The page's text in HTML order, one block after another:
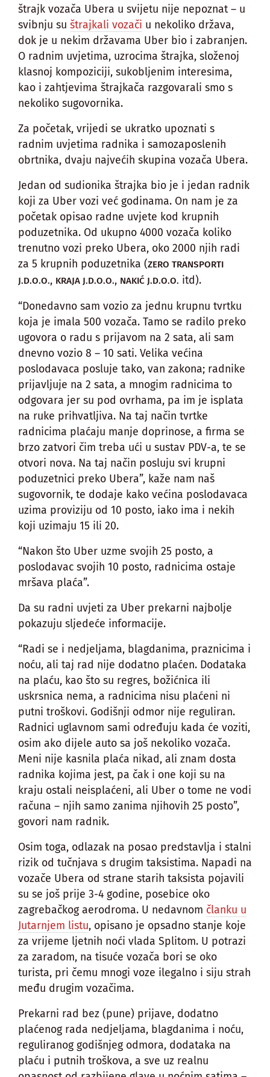
štrajk vozača Ubera u svijetu nije nepoznat – u
svibnju su štrajkali vozači u nekoliko država,
dok je u nekim državama Uber bio i zabranjen.
O radnim uvjetima, uzrocima štrajka, složenoj
klasnoj kompoziciji, sukobljenim interesima,
kao i zahtjevima štrajkača razgovarali smo s
nekoliko sugovornika.
Za početak, vrijedi se ukratko upoznati s
radnim uvjetima radnika i samozaposlenih
obrtnika, dvaju najvećih skupina vozača Ubera.
Jedan od sudionika štrajka bio je i jedan radnik
koji za Uber vozi već godinama. On nam je za
početak opisao radne uvjete kod krupnih
poduzetnika. Od ukupno 4000 vozača koliko
trenutno vozi preko Ubera, oko 2000 njih radi
za 5 krupnih poduzetnika (ZERO TRANSPORTI
J.D.O.O., KRAJA J.D.O.O., NAKIĆ J.D.O.O. itd).
“Donedavno sam vozio za jednu krupnu tvrtku
koja je imala 500 vozača. Tamo se radilo preko
ugovora o radu s prijavom na 2 sata, ali sam
dnevno vozio 8 – 10 sati. Velika većina
poslodavaca posluje tako, van zakona; radnike
prijavljuje na 2 sata, a mnogim radnicima to
odgovara jer su pod ovrhama, pa im je isplata
na ruke prihvatljiva. Na taj način tvrtke
radnicima plaćaju manje doprinose, a firma se
brzo zatvori čim treba ući u sustav PDV-a, te se
otvori nova. Na taj način posluju svi krupni
poduzetnici preko Ubera”, kaže nam naš
sugovornik, te dodaje kako većina poslodavaca
uzima proviziju od 10 posto, iako ima i nekih
koji uzimaju 15 ili 20.
“Nakon što Uber uzme svojih 25 posto, a
poslodavac svojih 10 posto, radnicima ostaje
mršava plaća”.
Da su radni uvjeti za Uber prekarni najbolje
pokazuju sljedeće informacije.
“Radi se i nedjeljama, blagdanima, praznicima i
noću, ali taj rad nije dodatno plaćen. Dodataka
na plaću, kao što su regres, božićnica ili
uskrsnica nema, a radnicima nisu plaćeni ni
putni troškovi. Godišnji odmor nije reguliran.
Radnici uglavnom sami određuju kada će voziti,
osim ako dijele auto sa još nekoliko vozača.
Meni nije kasnila plaća nikad, ali znam dosta
radnika kojima jest, pa čak i one koji su na
kraju ostali neisplaćeni, ali Uber o tome ne vodi
računa – njih samo zanima njihovih 25 posto”,
govori nam radnik.
Osim toga, odlazak na posao predstavlja i stalni
rizik od tučnjava s drugim taksistima. Napadi na
vozače Ubera od strane starih taksista pojavili
su se još prije 3-4 godine, posebice oko
zagrebačkog aerodroma. U nedavnom članku u
Jutarnjem listu, opisano je opsadno stanje koje
za vrijeme ljetnih noći vlada Splitom. U potrazi
za zaradom, na tisuće vozača bori se oko
turista, pri čemu mnogi voze ilegalno i siju strah
među drugim vozačima.
Prekarni rad bez (pune) prijave, dodatno
plaćenog rada nedjeljama, blagdanima i noću,
reguliranog godišnjeg odmora, dodataka na
plaću i putnih troškova, a sve uz realnu